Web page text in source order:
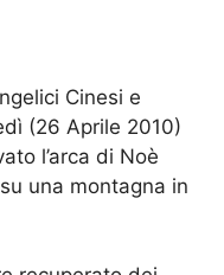
Cinesi e
(26 Aprile 2010)
l’arca di Noè
una montagna in